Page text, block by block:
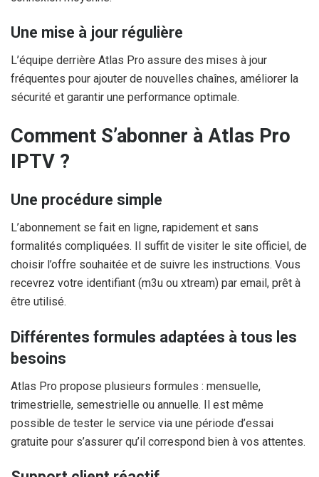
Une mise à jour régulière
L’équipe derrière Atlas Pro assure des mises à jour
fréquentes pour ajouter de nouvelles chaînes, améliorer la
sécurité et garantir une performance optimale.
Comment S’abonner à Atlas Pro
IPTV ?
Une procédure simple
L’abonnement se fait en ligne, rapidement et sans
formalités compliquées. Il suffit de visiter le site officiel, de
choisir l’offre souhaitée et de suivre les instructions. Vous
recevrez votre identifiant (m3u ou xtream) par email, prêt à
être utilisé.
Différentes formules adaptées à tous les
besoins
Atlas Pro propose plusieurs formules : mensuelle,
trimestrielle, semestrielle ou annuelle. Il est même
possible de tester le service via une période d’essai
gratuite pour s’assurer qu’il correspond bien à vos attentes.